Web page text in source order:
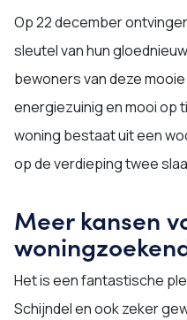
Op 22 december
sleutel van hun
bewoners van deze
energiezuinig en mooi op
woning bestaat uit een
op de verdieping twee
Meer kansen
Het is een fantastische
Schijndel en ook zeker